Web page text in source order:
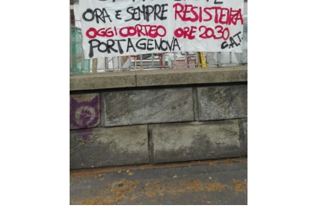
CINEMA
MANIFESTI
MUSICA
RECENSIONI
INTERNAZIONALE
AFRICA
AMERICHE
ESTREMO ORIENTE
EUROPA